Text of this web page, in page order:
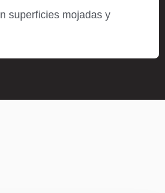
superficies mojadas y